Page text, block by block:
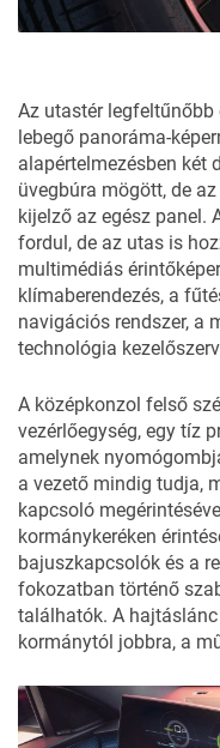
Az utastér
lebegő panoráma-
alapértelmezésben két
üvegbúra mögött, de
kijelző az egész panel.
fordul, de az utas is
multimédiás
klímaberendezés, a
navigációs rendszer, a
technológia
A középkonzol felső
vezérlőegység, egy tíz
amelynek
a vezető mindig tudja,
kapcsoló
kormánykeréken
bajuszkapcsolók és a
fokozatban történő
találhatók. A
kormánytól jobbra, a